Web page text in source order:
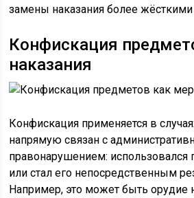
замены наказания более
Конфискация
наказания
Конфискация применяется в
напрямую связан с
правонарушением: использовался
или стал его непосредственным
Например, это может быть орудие